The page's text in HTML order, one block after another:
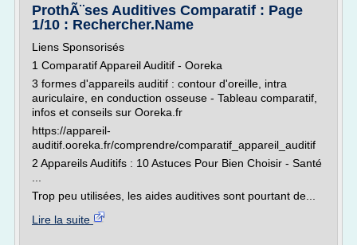
ProthÃ¨ses Auditives Comparatif : Page
1/10 : Rechercher.Name
Liens Sponsorisés
1 Comparatif Appareil Auditif - Ooreka
3 formes d'appareils auditif : contour d'oreille, intra
auriculaire, en conduction osseuse - Tableau comparatif,
infos et conseils sur Ooreka.fr
https://appareil-
auditif.ooreka.fr/comprendre/comparatif_appareil_auditif
2 Appareils Auditifs : 10 Astuces Pour Bien Choisir - Santé
Trop peu utilisées, les aides auditives sont pourtant de...
Lire la suite